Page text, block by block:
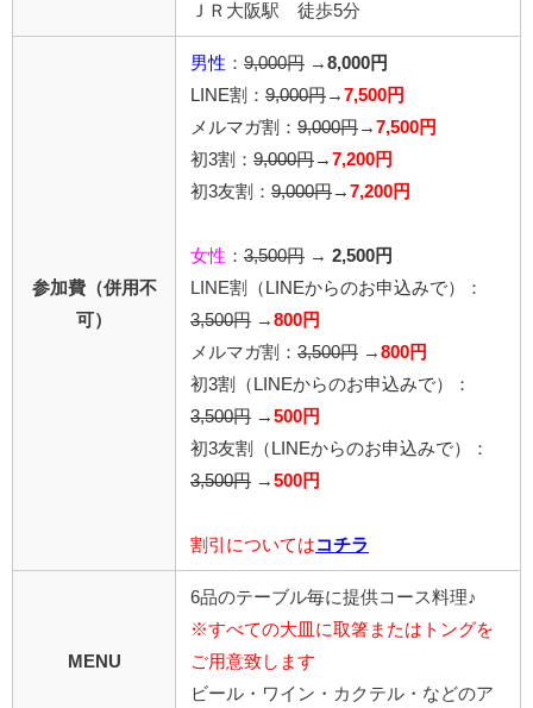
ＪＲ大阪駅 徒歩5分
参加費（併用不
可）
男性 ： 9,000円 → 8,000円
LINE割： 9,000円 → 7,500円
メルマガ割： 9,000円 → 7,500円
初3割： 9,000円 → 7,200円
初3友割： 9,000円 → 7,200円
女性 ： 3,500円 → 2,500円
LINE割
（LINEからのお申込みで）
：
3,500円 → 800円
メルマガ割： 3,500円 → 800円
初3割（LINEからのお申込みで）：
3,500円 → 500円
初3友割（LINEからのお申込みで）：
3,500円 → 500円
割引については コチラ
MENU
6品のテーブル毎に提供コース料理♪
※すべての大皿に取箸またはトングを
ご用意致します
ビール・ワイン・カクテル・などのア